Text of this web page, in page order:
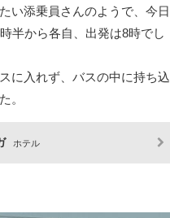
い添乗員さんのようで、今日
半から各自、出発は8時でし
に入れず、バスの中に持ち込
。
ホテル